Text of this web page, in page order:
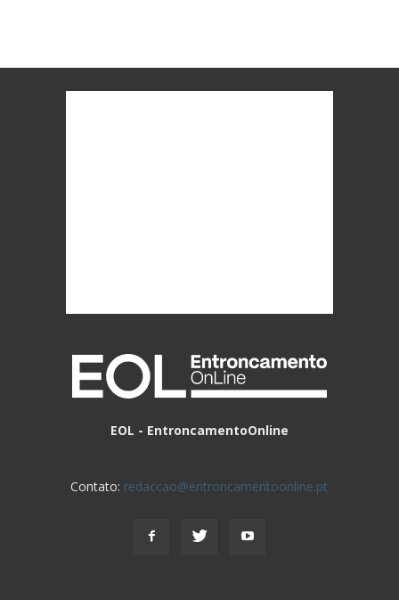
EOL - EntroncamentoOnline
Contato: redaccao@entroncamentoonline.pt